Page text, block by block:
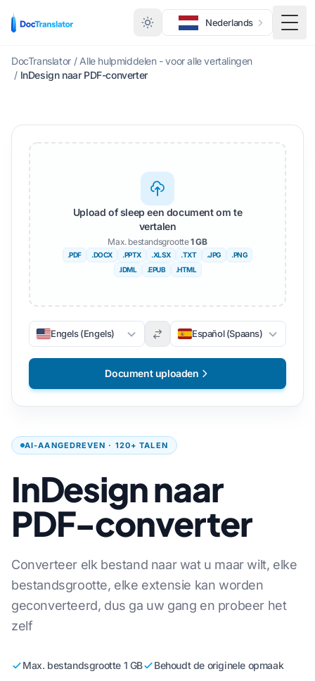
Nederlands
DocTranslator / Alle hulpmiddelen - voor alle vertalingen
/ InDesign naar PDF-converter
AI-AANGEDREVEN · 120+ TALEN
InDesign naar
PDF-converter
Converteer elk bestand naar wat u maar wilt, elke
bestandsgrootte, elke extensie kan worden
geconverteerd, dus ga uw gang en probeer het
zelf
Max. bestandsgrootte 1 GB Behoudt de originele opmaak
Upload of sleep een document om te
vertalen
Max. bestandsgrootte1 GB
.PDF .DOCX .PPTX .XLSX .TXT .JPG
.PNG
.IDML
.EPUB .HTML
Engels (Engels) Español (Spaans)
Document uploaden